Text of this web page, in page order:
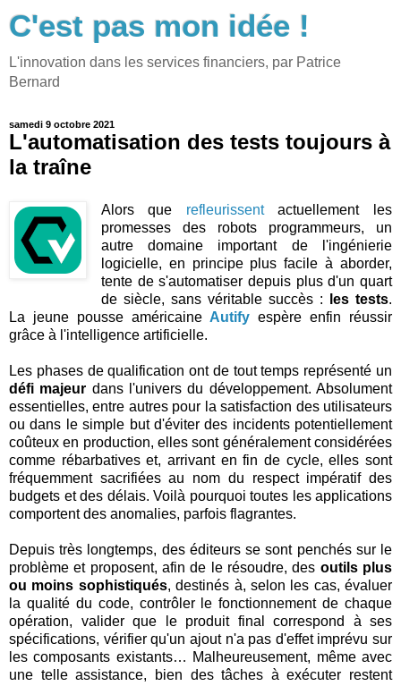
C'est pas mon idée !
L'innovation dans les services financiers, par Patrice
Bernard
samedi 9 octobre 2021
L'automatisation des tests toujours à
la traîne
Alors que refleurissentactuellement les
promesses des robots programmeurs, un
autre domaine important de l'ingénierie
logicielle, en principe plus facile à aborder,
tente de s'automatiser depuis plus d'un quart
de siècle, sans véritable succès :
les tests.
La jeune pousse américaine Autify espère enfin réussir
grâce à l'intelligence artificielle.
Les phases de qualification ont de tout temps représenté un
défi majeur dans l'univers du développement. Absolument
essentielles, entre autres pour la satisfaction des utilisateurs
ou dans le simple but d'éviter des incidents potentiellement
coûteux en production, elles sont généralement considérées
comme rébarbatives et, arrivant en fin de cycle, elles sont
fréquemment sacrifiées au nom du respect impératif des
budgets et des délais. Voilà pourquoi toutes les applications
comportent des anomalies, parfois flagrantes.
Depuis très longtemps, des éditeurs se sont penchés sur le
problème et proposent, afin de le résoudre, des outils plus
ou moins sophistiqués, destinés à, selon les cas, évaluer
la qualité du code, contrôler le fonctionnement de chaque
opération, valider que le produit final correspond à ses
spécifications, vérifier qu'un ajout n'a pas d'effet imprévu sur
les composants existants… Malheureusement, même avec
une telle assistance, bien des tâches à exécuter restent